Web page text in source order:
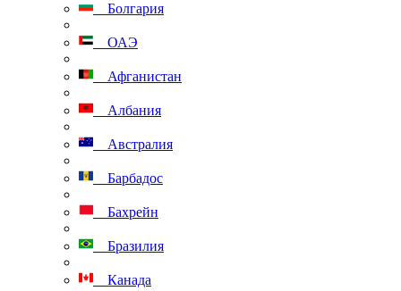
Болгария
ОАЭ
Афганистан
Албания
Австралия
Барбадос
Бахрейн
Бразилия
Канада